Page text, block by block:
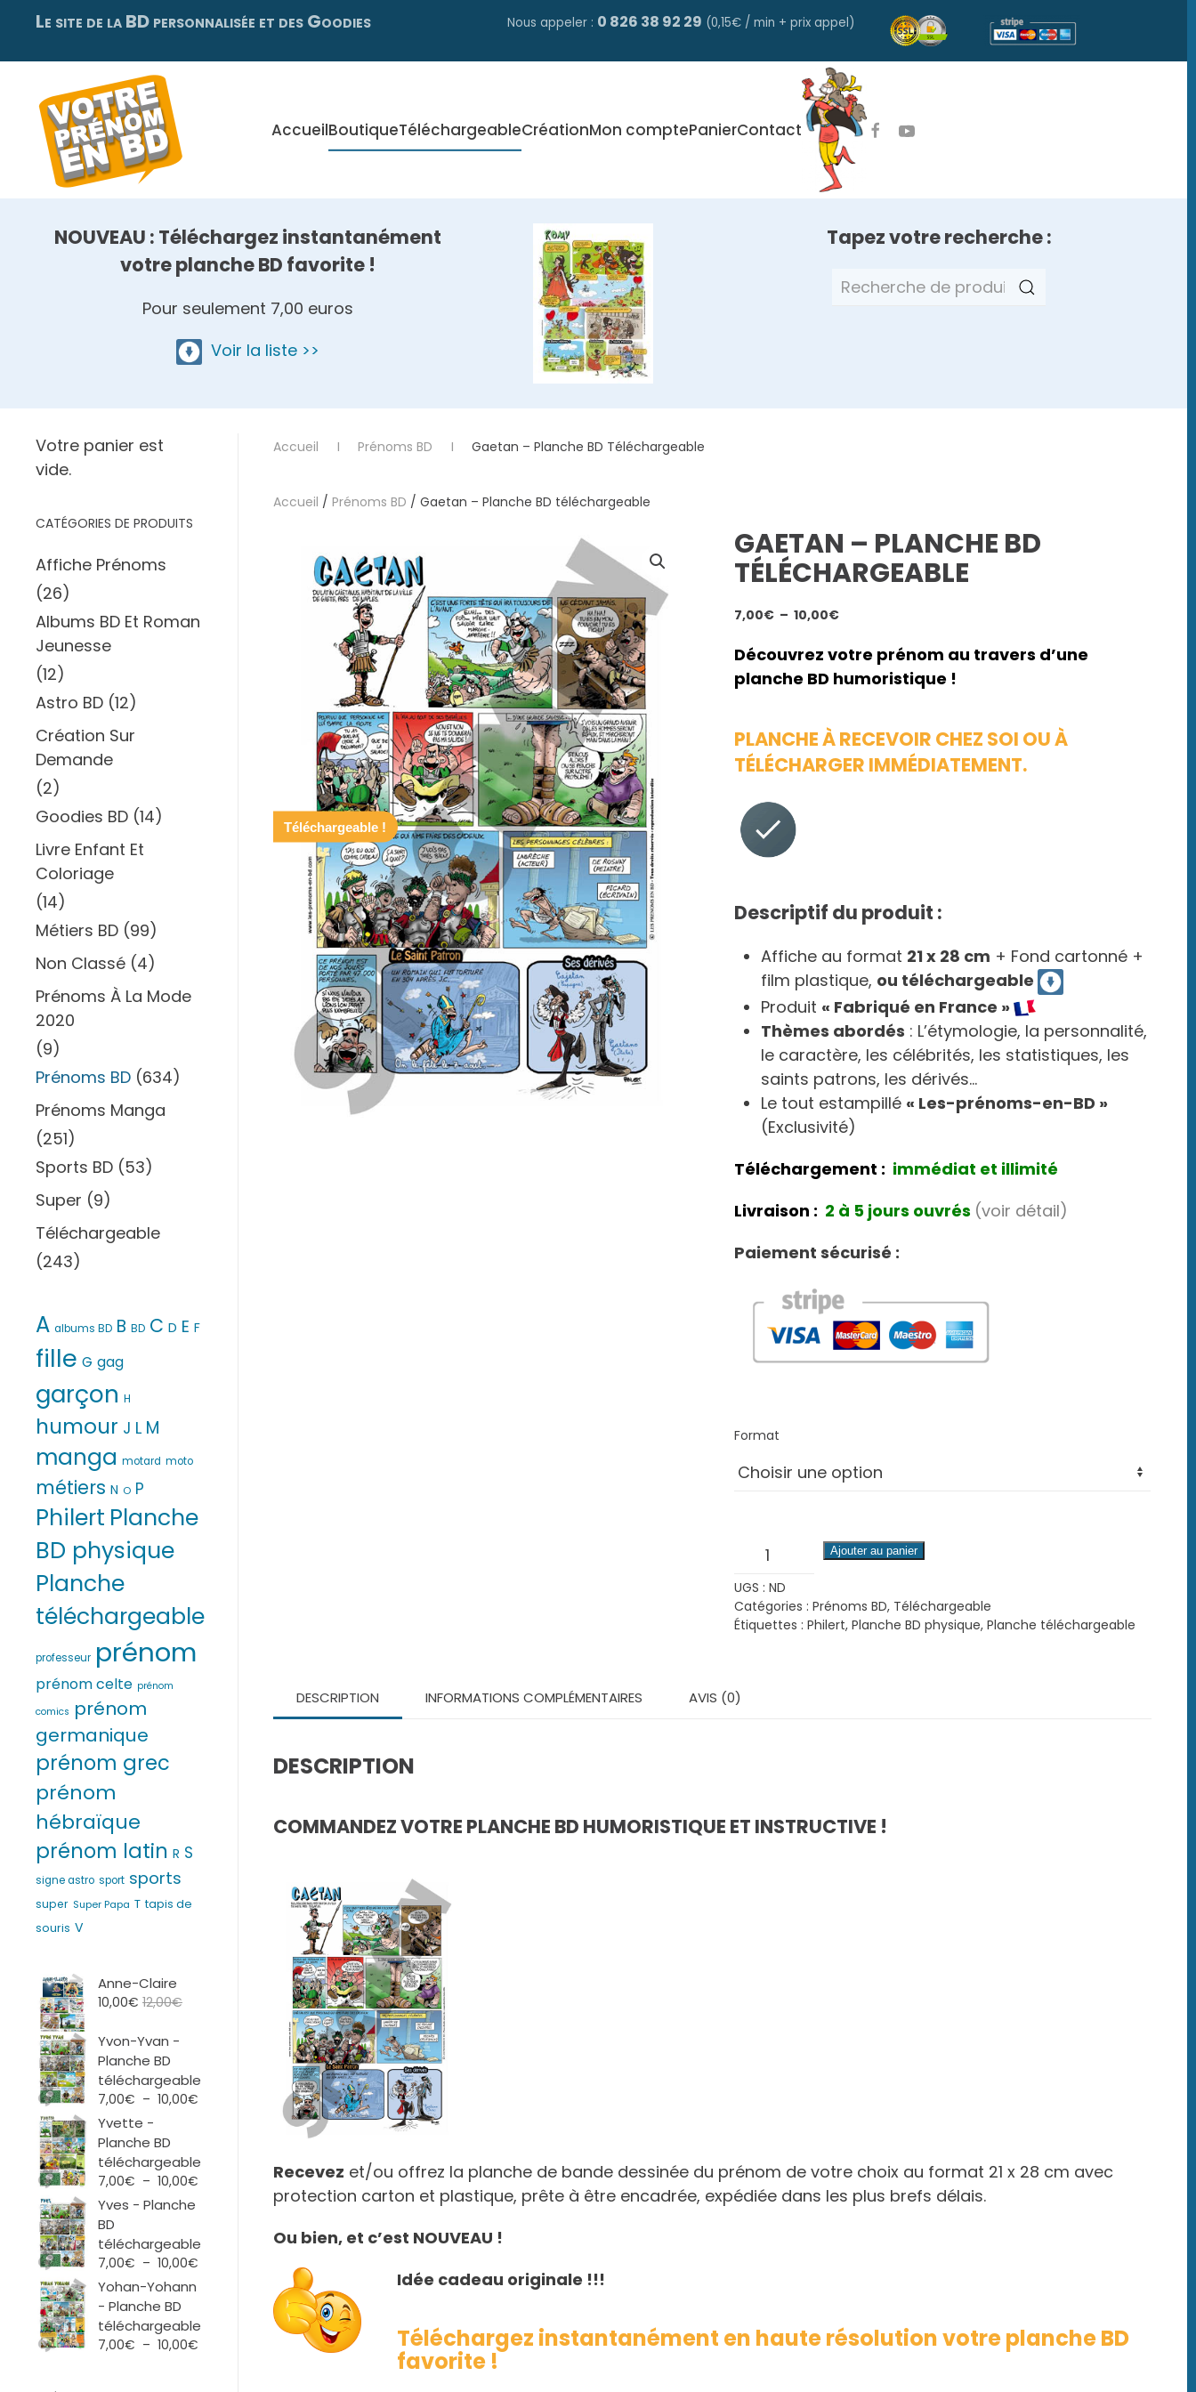
Skip
main
content
Le site de la BD personnalisée et des Goodies Nous appeler : 0 826 38 92 29 (0,15€ / min + prix appel)
AccueilBoutiqueTéléchargeableCréationMon comptePanierContact
NOUVEAU : Téléchargez instantanément
votre planche BD favorite !
Pour seulement 7,00 euros
Voir la liste >>
Tapez votre recherche :
Recherche
Accueil Prénoms BD Gaetan – Planche BD Téléchargeable
Accueil / Prénoms BD / Gaetan – Planche BD téléchargeable
Téléchargeable !
GAETAN – PLANCHE BD
TÉLÉCHARGEABLE
7,00€ – 10,00€Plage
prix :
7,00€
à
Découvrez votre prénom au travers d’une
planche BD humoristique !
PLANCHE À RECEVOIR CHEZ SOI OU À
TÉLÉCHARGER IMMÉDIATEMENT.
Descriptif du produit :
Affiche au format 21 x 28 cm + Fond cartonné +
film plastique, ou téléchargeable
Produit « Fabriqué en France »
Thèmes abordés : L’étymologie, la personnalité,
le caractère, les célébrités, les statistiques, les
saints patrons, les dérivés…
Le tout estampillé « Les-prénoms-en-BD »
(Exclusivité)
Téléchargement : immédiat et illimité
Livraison : 2 à 5 jours ouvrés (voir détail)
Paiement sécurisé :
Format
quantité
Gaetan
-
téléchargeable
Ajouter au panier
UGS :ND
Catégories :Prénoms BD, Téléchargeable
Étiquettes :Philert,Planche BD physique,Planche téléchargeable
DESCRIPTION INFORMATIONS COMPLÉMENTAIRES AVIS (0)
DESCRIPTION
COMMANDEZ VOTRE PLANCHE BD HUMORISTIQUE ET INSTRUCTIVE !
Recevez et/ou offrez la planche de bande dessinée du prénom de votre choix au format 21 x 28 cm avec
protection carton et plastique, prête à être encadrée, expédiée dans les plus brefs délais.
Ou bien, et c’est NOUVEAU !
Idée cadeau originale !!!
Téléchargez instantanément en haute résolution votre planche BD
favorite !
Votre panier est
vide.
CATÉGORIES DE PRODUITS
Affiche Prénoms
(26)
Albums BD Et Roman
Jeunesse
(12)
Astro BD (12)
Création Sur
Demande
(2)
Goodies BD (14)
Livre Enfant Et
Coloriage
(14)
Métiers BD (99)
Non Classé (4)
Prénoms À La Mode
2020
(9)
Prénoms BD (634)
Prénoms Manga
(251)
Sports BD (53)
Super (9)
Téléchargeable
(243)
A albums BD B BD C D E F
fille G gag
garçon H
humour J L M
manga motard moto
métiers N O P
Philert Planche
BD physique
Planche
téléchargeable
professeur prénom
prénom celte prénom
comics prénom
germanique
prénom grec
prénom
hébraïque
prénom latin R S
signe astro sport sports
super Super Papa T tapis de
souris V
Anne-Claire
10,00€ 12,00€
Yvon-Yvan -
Planche BD
téléchargeable
7,00€ – 10,00€
Yvette -
Planche BD
téléchargeable
7,00€ – 10,00€
Yves - Planche
BD
téléchargeable
7,00€ – 10,00€
Yohan-Yohann
- Planche BD
téléchargeable
7,00€ – 10,00€